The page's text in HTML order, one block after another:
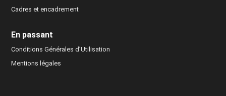
Cadres et encadrement
En passant
Conditions Générales d’Utilisation
Mentions légales